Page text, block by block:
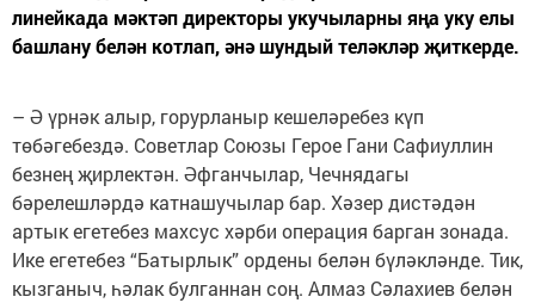
линейкада мәктәп директоры укучыларны яңа уку елы
башлану белән котлап, әнә шундый теләкләр җиткерде.
– Ә үрнәк алыр, горурланыр кешеләребез күп
төбәгебездә. Советлар Союзы Герое Гани Сафиуллин
безнең җирлектән. Әфганчылар, Чечнядагы
бәрелешләрдә катнашучылар бар. Хәзер дистәдән
артык егетебез махсус хәрби операция барган зонада.
Ике егетебез “Батырлык” ордены белән бүләкләнде. Тик,
кызганыч, һәлак булганнан соң. Алмаз Сәлахиев белән